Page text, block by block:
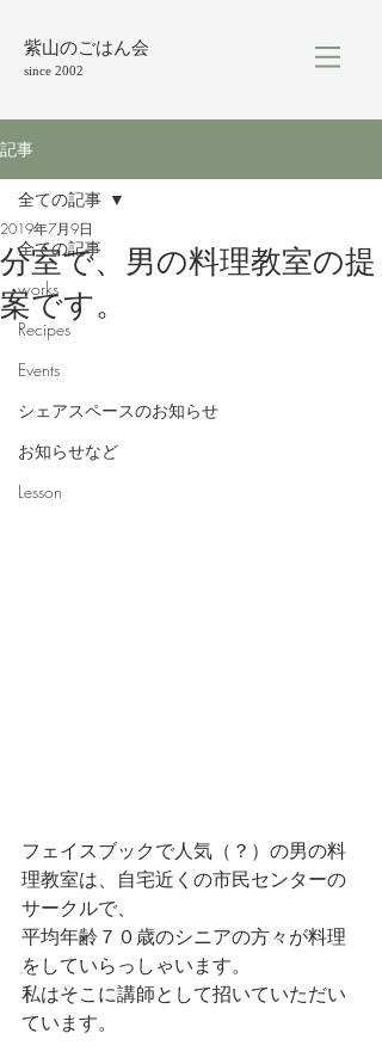
紫山のごはん会
since 2002
記事
全ての記事
works
Recipes
Events
シェアスペースのお知らせ
お知らせなど
Lesson
全ての記事
分室で、男の料理教室の提
案です。
2019年7月9日
フェイスブックで人気（？）の男の料
理教室は、自宅近くの市民センターの
サークルで、
平均年齢７０歳のシニアの方々が料理
をしていらっしゃいます。
私はそこに講師として招いていただい
ています。